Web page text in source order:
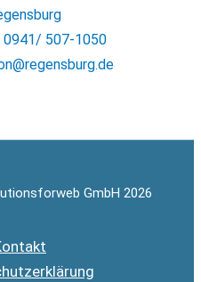
0941/ 507-1050
GmbH 2026